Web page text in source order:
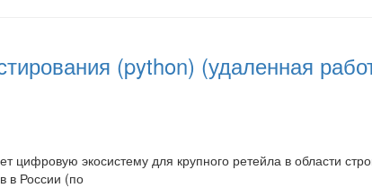
(python) (удаленная
цифровую экосистему для крупного ретейла в области
в России (по